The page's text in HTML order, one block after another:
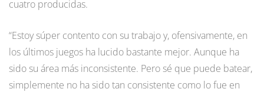
cuatro producidas.
“Estoy súper contento con su trabajo y, ofensivamente, en
los últimos juegos ha lucido bastante mejor. Aunque ha
sido su área más inconsistente. Pero sé que puede batear,
simplemente no ha sido tan consistente como lo fue en